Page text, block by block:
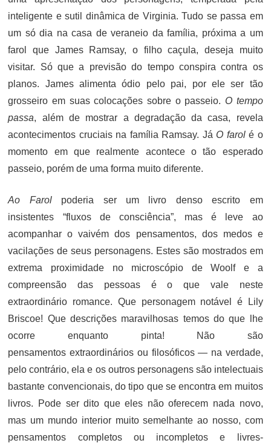
inteligente e sutil dinâmica de Virginia. Tudo se passa em
um só dia na casa de veraneio da família, próxima a um
farol que James Ramsay, o filho caçula, deseja muito
visitar. Só que a previsão do tempo conspira contra os
planos. James alimenta ódio pelo pai, por ele ser tão
grosseiro em suas colocações sobre o passeio. O tempo
passa, além de mostrar a degradação da casa, revela
acontecimentos cruciais na família Ramsay. Já O farolé o
momento em que realmente acontece o tão esperado
passeio, porém de uma forma muito diferente.
Ao Farolpoderia ser um livro denso escrito em
insistentes “fluxos de consciência”, mas é leve ao
acompanhar o vaivém dos pensamentos, dos medos e
vacilações de seus personagens. Estes são mostrados em
extrema proximidade no microscópio de Woolf e a
compreensão das pessoas é o que vale neste
extraordinário romance. Que personagem notável é Lily
Briscoe! Que descrições maravilhosas temos do que lhe
ocorre enquanto pinta! Não são
pensamentos extraordinários ou filosóficos — na verdade,
pelo contrário, ela e os outros personagens são intelectuais
bastante convencionais, do tipo que se encontra em muitos
livros. Pode ser dito que eles não oferecem nada novo,
mas um mundo interior muito semelhante ao nosso, com
pensamentos completos ou incompletos e livres-